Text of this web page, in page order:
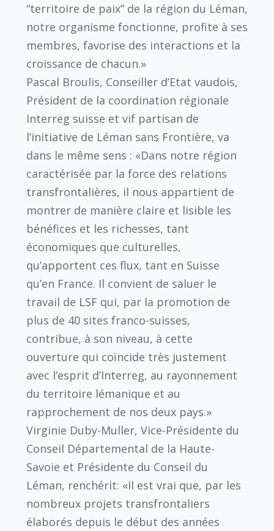
“territoire de paix” de la région du Léman,
notre organisme fonctionne, profite à ses
membres, favorise des interactions et la
croissance de chacun.»
Pascal Broulis, Conseiller d’Etat vaudois,
Président de la coordination régionale
Interreg suisse et vif partisan de
l’initiative de Léman sans Frontière, va
dans le même sens : «Dans notre région
caractérisée par la force des relations
transfrontalières, il nous appartient de
montrer de manière claire et lisible les
bénéfices et les richesses, tant
économiques que culturelles,
qu’apportent ces flux, tant en Suisse
qu’en France. Il convient de saluer le
travail de LSF qui, par la promotion de
plus de 40 sites franco-suisses,
contribue, à son niveau, à cette
ouverture qui coïncide très justement
avec l’esprit d’Interreg, au rayonnement
du territoire lémanique et au
rapprochement de nos deux pays.»
Virginie Duby-Muller, Vice-Présidente du
Conseil Départemental de la Haute-
Savoie et Présidente du Conseil du
Léman, renchérit: «Il est vrai que, par les
nombreux projets transfrontaliers
élaborés depuis le début des années